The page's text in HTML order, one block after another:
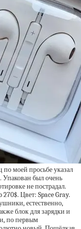
по моей просьбе указал
был очень
не пострадал.
Цвет: Space Gray.
естественно,
блок для зарядки и
по первым